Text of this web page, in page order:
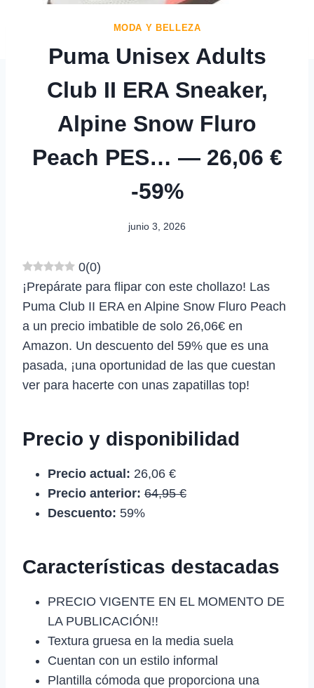
MODA Y BELLEZA
Puma Unisex Adults
Club II ERA Sneaker,
Alpine Snow Fluro
Peach PES… — 26,06 €
-59%
junio 3, 2026
0(0)
¡Prepárate para flipar con este chollazo! Las
Puma Club II ERA en Alpine Snow Fluro Peach
a un precio imbatible de solo 26,06€ en
Amazon. Un descuento del 59% que es una
pasada, ¡una oportunidad de las que cuestan
ver para hacerte con unas zapatillas top!
Precio y disponibilidad
Precio actual: 26,06 €
Precio anterior: 64,95 €
Descuento: 59%
Características destacadas
PRECIO VIGENTE EN EL MOMENTO DE
LA PUBLICACIÓN!!
Textura gruesa en la media suela
Cuentan con un estilo informal
Plantilla cómoda que proporciona una